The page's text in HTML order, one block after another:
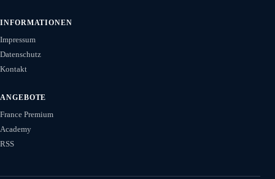
INFORMATIONEN
Impressum
Datenschutz
Kontakt
ANGEBOTE
France Premium
Academy
RSS